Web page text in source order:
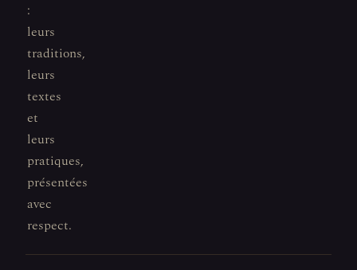
:
leurs
traditions,
leurs
textes
et
leurs
pratiques,
présentées
avec
respect.